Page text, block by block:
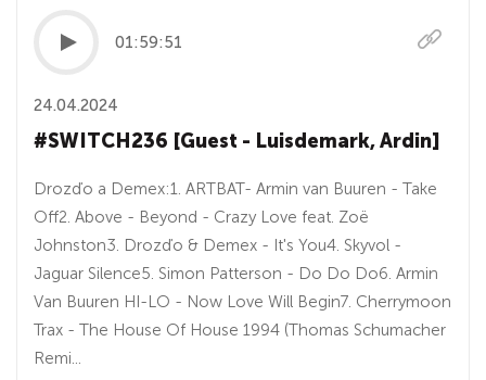
01:59:51
24.04.2024
#SWITCH236 [Guest - Luisdemark, Ardin]
Drozďo a Demex:1. ARTBAT- Armin van Buuren - Take
Off2. Above - Beyond - Crazy Love feat. Zoë
Johnston3. Drozďo & Demex - It's You4. Skyvol -
Jaguar Silence5. Simon Patterson - Do Do Do6. Armin
Van Buuren HI-LO - Now Love Will Begin7. Cherrymoon
Trax - The House Of House 1994 (Thomas Schumacher
Remi...